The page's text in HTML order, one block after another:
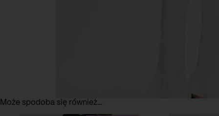
Może spodoba się również…